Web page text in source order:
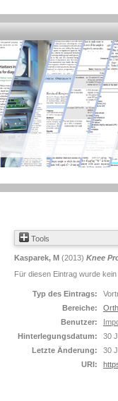
Tools
Kasparek, M (2013) Knee
Für diesen Eintrag wurde
Typ des Eintrags:
Bereiche:
Benutzer:
Hinterlegungsdatum:
30
Letzte Änderung:
30
URI: